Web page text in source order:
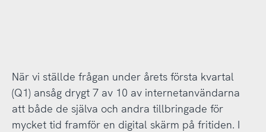
När vi ställde frågan under årets första kvartal
(Q1) ansåg drygt 7 av 10 av internetanvändarna
att både de själva och andra tillbringade för
mycket tid framför en digital skärm på fritiden. I